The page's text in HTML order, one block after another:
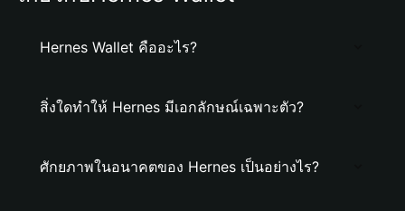
Hernes Wallet คืออะไร?
สิ่งใดทำให้ Hernes มีเอกลักษณ์เฉพาะตัว?
ศักยภาพในอนาคตของ Hernes เป็นอย่างไร?